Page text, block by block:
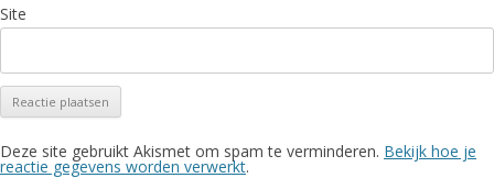
Site
Deze site gebruikt Akismet om spam te verminderen. Bekijk hoe je
reactie gegevens worden verwerkt.